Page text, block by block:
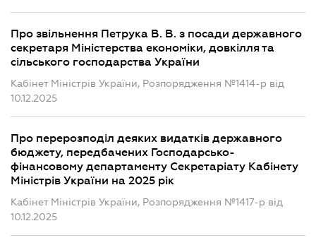
Про звільнення Петрука В. В. з посади державного
секретаря Міністерства економіки, довкілля та
сільського господарства України
Кабінет Міністрів України, Розпорядження №1414-р від
10.12.2025
Про перерозподіл деяких видатків державного
бюджету, передбачених Господарсько-
фінансовому департаменту Секретаріату Кабінету
Міністрів України на 2025 рік
Кабінет Міністрів України, Розпорядження №1417-р від
10.12.2025